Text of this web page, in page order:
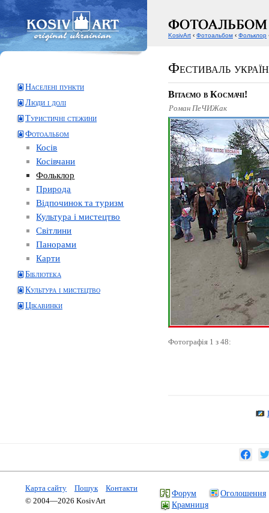
Фестиваль
Населені пункти
Люди і долі
Туристичні стежини
Фотоальбом
Косів
Косівчани
Фольклор
Природа
Відпочинок та туризм
Культура і мистецтво
Світлини
Панорами
Карти
Бібліотека
Культура і мистецтво
Цікавинки
Вітаємо в Космачі!
Роман ПеЧИЖак
Фотографія 1 з 48:
KosivArt ‹ Фотоальбом ‹ Фольклор
Карта сайту Пошук
Контакти
© 2004—2026 KosivArt
Форум
Оголошення
Крамниця